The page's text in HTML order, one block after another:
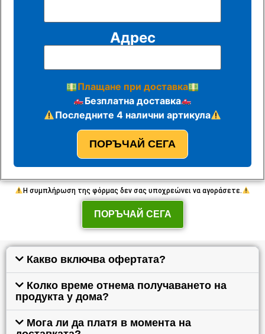
Адрес
Плащане при доставка
Безплатна доставка
Последните 4 налични артикула
ПОРЪЧАЙ СЕГА
Η συμπλήρωση της φόρμας δεν σας υποχρεώνει να αγοράσετε.
ПОРЪЧАЙ СЕГА
Какво включва офертата?
Колко време отнема получаването на
продукта у дома?
Мога ли да платя в момента на